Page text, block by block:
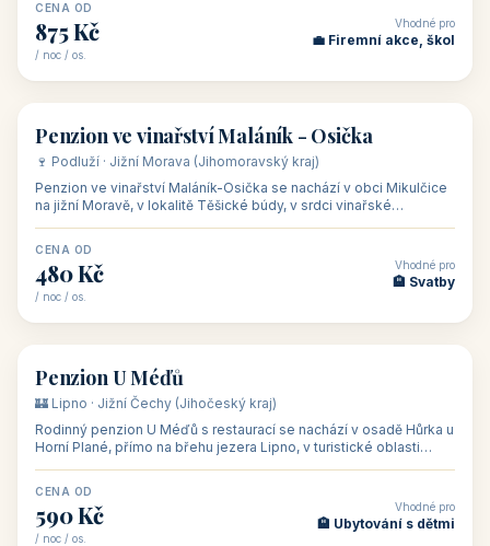
CENA OD
875 Kč
/ noc / os.
Vhodné pro
💼 Firemní akce, škol
🏡 penzion
Penzion ve vinařství Maláník - Osička
🍷 Podluží · Jižní Morava (Jihomoravský kraj)
Penzion ve vinařství Maláník-Osička se nachází v obci Mikulčice
na jižní Moravě, v lokalitě Těšické búdy, v srdci vinařské
CENA OD
480 Kč
/ noc / os.
Vhodné pro
🏨 Svatby
🏡 penzion
Penzion U Méďů
🏰 Lipno · Jižní Čechy (Jihočeský kraj)
Rodinný penzion U Méďů s restaurací se nachází v osadě Hůrka u
Horní Plané, přímo na břehu jezera Lipno, v turistické oblasti
CENA OD
590 Kč
/ noc / os.
Vhodné pro
🏨 Ubytování s dětmi